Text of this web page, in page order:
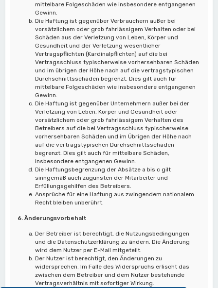
mittelbare Folgeschäden wie insbesondere entgangenen
Gewinn.
Die Haftung ist gegenüber Verbrauchern außer bei
vorsätzlichem oder grob fahrlässigem Verhalten oder bei
Schäden aus der Verletzung von Leben, Körper und
Gesundheit und der Verletzung wesentlicher
Vertragspflichten (Kardinalpflichten) auf die bei
Vertragsschluss typischerweise vorhersehbaren Schäden
und im übrigen der Höhe nach auf die vertragstypischen
Durchschnittsschäden begrenzt. Dies gilt auch für
mittelbare Folgeschäden wie insbesondere entgangenen
Gewinn.
Die Haftung ist gegenüber Unternehmern außer bei der
Verletzung von Leben, Körper und Gesundheit oder
vorsätzlichem oder grob fahrlässigem Verhalten des
Betreibers auf die bei Vertragsschluss typischerweise
vorhersehbaren Schäden und im Übrigen der Höhe nach
auf die vertragstypischen Durchschnittsschäden
begrenzt. Dies gilt auch für mittelbare Schäden,
insbesondere entgangenen Gewinn.
Die Haftungsbegrenzung der Absätze a bis c gilt
sinngemäß auch zugunsten der Mitarbeiter und
Erfüllungsgehilfen des Betreibers.
Ansprüche für eine Haftung aus zwingendem nationalem
Recht bleiben unberührt.
6. Änderungsvorbehalt
Der Betreiber ist berechtigt, die Nutzungsbedingungen
und die Datenschutzerklärung zu ändern. Die Änderung
wird dem Nutzer per E-Mail mitgeteilt.
Der Nutzer ist berechtigt, den Änderungen zu
widersprechen. Im Falle des Widerspruchs erlischt das
zwischen dem Betreiber und dem Nutzer bestehende
Vertragsverhältnis mit sofortiger Wirkung.